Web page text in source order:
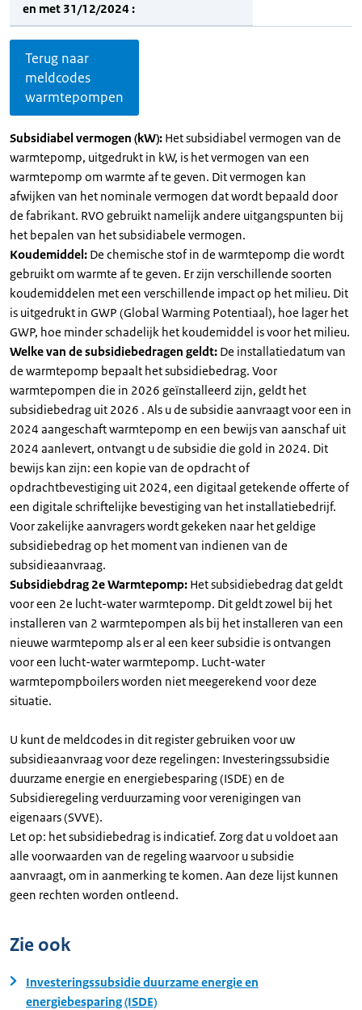
en met 31/12/2024 :
Terug naar
meldcodes
warmtepompen
Subsidiabel vermogen (kW): Het subsidiabel vermogen van de
warmtepomp, uitgedrukt in kW, is het vermogen van een
warmtepomp om warmte af te geven. Dit vermogen kan
afwijken van het nominale vermogen dat wordt bepaald door
de fabrikant. RVO gebruikt namelijk andere uitgangspunten bij
het bepalen van het subsidiabele vermogen.
Koudemiddel: De chemische stof in de warmtepomp die wordt
gebruikt om warmte af te geven. Er zijn verschillende soorten
koudemiddelen met een verschillende impact op het milieu. Dit
is uitgedrukt in GWP (Global Warming Potentiaal), hoe lager het
GWP, hoe minder schadelijk het koudemiddel is voor het milieu.
Welke van de subsidiebedragen geldt: De installatiedatum van
de warmtepomp bepaalt het subsidiebedrag. Voor
warmtepompen die in 2026 geïnstalleerd zijn, geldt het
subsidiebedrag uit 2026 . Als u de subsidie aanvraagt voor een in
2024 aangeschaft warmtepomp en een bewijs van aanschaf uit
2024 aanlevert, ontvangt u de subsidie die gold in 2024. Dit
bewijs kan zijn: een kopie van de opdracht of
opdrachtbevestiging uit 2024, een digitaal getekende offerte of
een digitale schriftelijke bevestiging van het installatiebedrijf.
Voor zakelijke aanvragers wordt gekeken naar het geldige
subsidiebedrag op het moment van indienen van de
subsidieaanvraag.
Subsidiebdrag 2e Warmtepomp: Het subsidiebedrag dat geldt
voor een 2e lucht-water warmtepomp. Dit geldt zowel bij het
installeren van 2 warmtepompen als bij het installeren van een
nieuwe warmtepomp als er al een keer subsidie is ontvangen
voor een lucht-water warmtepomp. Lucht-water
warmtepompboilers worden niet meegerekend voor deze
situatie.
U kunt de meldcodes in dit register gebruiken voor uw
subsidieaanvraag voor deze regelingen: Investeringssubsidie
duurzame energie en energiebesparing (ISDE) en de
Subsidieregeling verduurzaming voor verenigingen van
eigenaars (SVVE).
Let op: het subsidiebedrag is indicatief. Zorg dat u voldoet aan
alle voorwaarden van de regeling waarvoor u subsidie
aanvraagt, om in aanmerking te komen. Aan deze lijst kunnen
geen rechten worden ontleend.
Zie ook
Investeringssubsidie duurzame energie en
energiebesparing (ISDE)